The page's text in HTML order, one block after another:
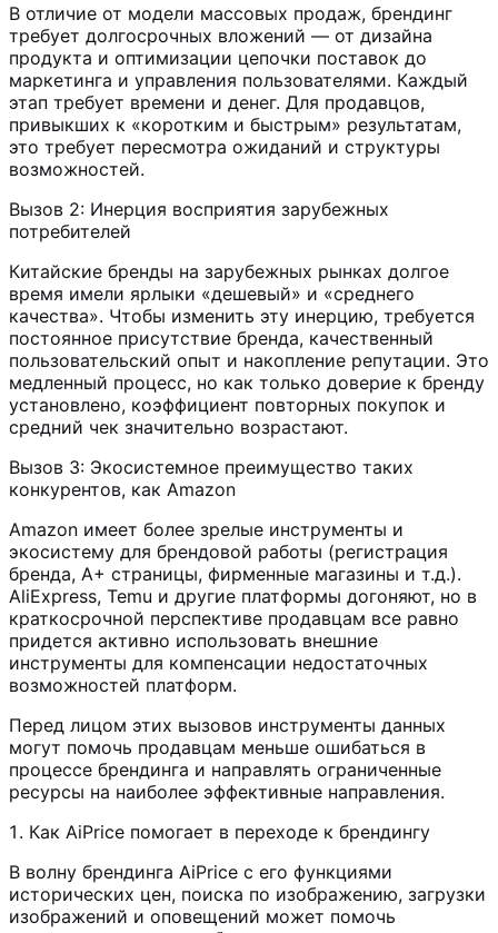
В отличие от модели массовых продаж, брендинг
требует долгосрочных вложений — от дизайна
продукта и оптимизации цепочки поставок до
маркетинга и управления пользователями. Каждый
этап требует времени и денег. Для продавцов,
привыкших к «коротким и быстрым» результатам,
это требует пересмотра ожиданий и структуры
возможностей.
Вызов 2: Инерция восприятия зарубежных
потребителей
Китайские бренды на зарубежных рынках долгое
время имели ярлыки «дешевый» и «среднего
качества». Чтобы изменить эту инерцию, требуется
постоянное присутствие бренда, качественный
пользовательский опыт и накопление репутации. Это
медленный процесс, но как только доверие к бренду
установлено, коэффициент повторных покупок и
средний чек значительно возрастают.
Вызов 3: Экосистемное преимущество таких
конкурентов, как Amazon
Amazon имеет более зрелые инструменты и
экосистему для брендовой работы (регистрация
бренда, A+ страницы, фирменные магазины и т.д.).
AliExpress, Temu и другие платформы догоняют, но в
краткосрочной перспективе продавцам все равно
придется активно использовать внешние
инструменты для компенсации недостаточных
возможностей платформ.
Перед лицом этих вызовов инструменты данных
могут помочь продавцам меньше ошибаться в
процессе брендинга и направлять ограниченные
ресурсы на наиболее эффективные направления.
Как AiPrice помогает в переходе к брендингу
В волну брендинга AiPrice с его функциями
исторических цен, поиска по изображению, загрузки
изображений и оповещений может помочь